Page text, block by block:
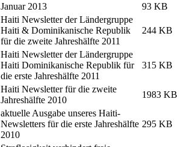
Januar 2013
93 KB
Haiti Newsletter der Ländergruppe
Haiti & Dominikanische Republik
für die zweite Jahreshälfte 2011
244 KB
Haiti Newsletter der Ländergruppe
Haiti Dominikanische Republik für
die erste Jahreshälfte 2011
315 KB
Haiti Newsletter für die zweite
Jahreshälfte 2010
1983 KB
aktuelle Ausgabe unseres Haiti-
Newsletters für die erste Jahreshälfte
2010
295 KB